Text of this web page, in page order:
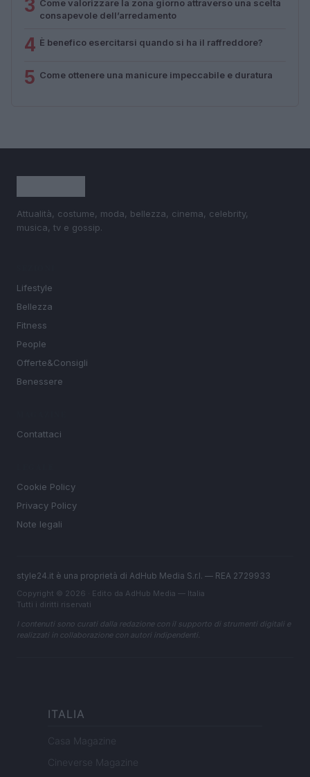
3 Come valorizzare la zona giorno attraverso una scelta
consapevole dell’arredamento
4 È benefico esercitarsi quando si ha il raffreddore?
5 Come ottenere una manicure impeccabile e duratura
Attualità, costume, moda, bellezza, cinema, celebrity,
musica, tv e gossip.
Lifestyle
Bellezza
Fitness
People
Offerte&Consigli
Benessere
Contattaci
Cookie Policy
Privacy Policy
Note legali
style24.it è una proprietà di AdHub Media S.r.l. — REA 2729933
Copyright © 2026 · Edito da AdHub Media — Italia
Tutti i diritti riservati
I contenuti sono curati dalla redazione con il supporto di strumenti digitali e
realizzati in collaborazione con autori indipendenti.
ITALIA
Casa Magazine
Cineverse Magazine